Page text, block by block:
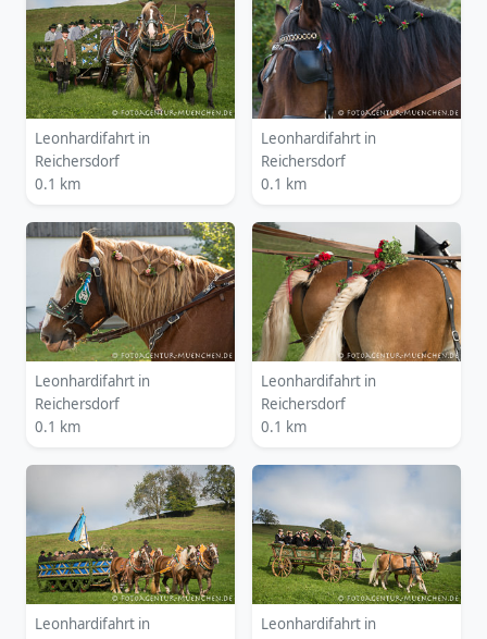
Leonhardifahrt in
Reichersdorf
0.1 km
Leonhardifahrt in
Reichersdorf
0.1 km
Leonhardifahrt in
Reichersdorf
0.1 km
Leonhardifahrt in
Reichersdorf
0.1 km
Leonhardifahrt in
Leonhardifahrt in